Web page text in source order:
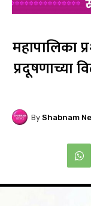
महापालिका
प्रदूषणाच्या
By Shabnam